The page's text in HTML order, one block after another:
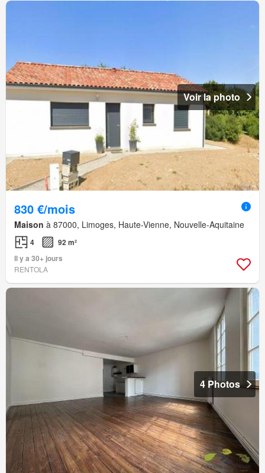
Voir la photo
830 €/mois
Maison à 87000, Limoges, Haute-Vienne, Nouvelle-Aquitaine
4
92 m²
Il y a 30+ jours
RENTOLA
4 Photos